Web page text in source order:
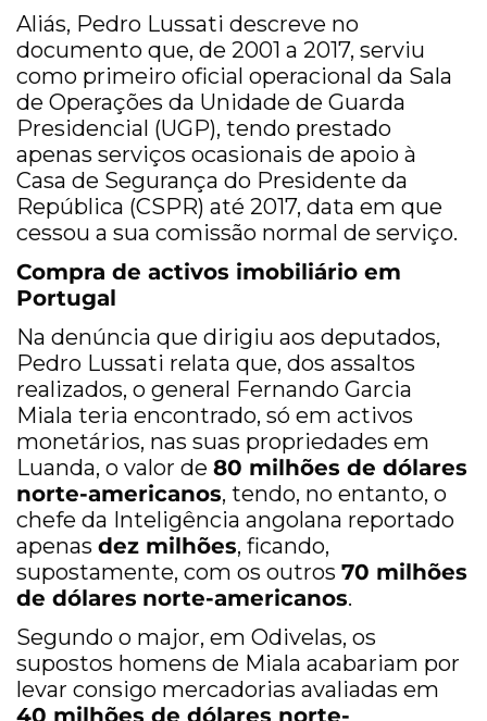
Aliás, Pedro Lussati descreve no
documento que, de 2001 a 2017, serviu
como primeiro oficial operacional da Sala
de Operações da Unidade de Guarda
Presidencial (UGP), tendo prestado
apenas serviços ocasionais de apoio à
Casa de Segurança do Presidente da
República (CSPR) até 2017, data em que
cessou a sua comissão normal de serviço.
Compra de activos imobiliário em
Portugal
Na denúncia que dirigiu aos deputados,
Pedro Lussati relata que, dos assaltos
realizados, o general Fernando Garcia
Miala teria encontrado, só em activos
monetários, nas suas propriedades em
Luanda, o valor de 80 milhões de dólares
norte-americanos, tendo, no entanto, o
chefe da Inteligência angolana reportado
apenas dez milhões, ficando,
supostamente, com os outros 70 milhões
de dólares norte-americanos.
Segundo o major, em Odivelas, os
supostos homens de Miala acabariam por
levar consigo mercadorias avaliadas em